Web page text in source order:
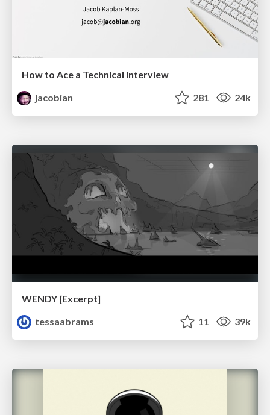
How to Ace a Technical Interview
jacobian
281 24k
WENDY [Excerpt]
tessaabrams
11 39k